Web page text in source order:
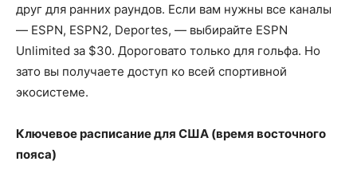
друг для ранних раундов. Если вам нужны все каналы
— ESPN, ESPN2, Deportes, — выбирайте ESPN
Unlimited за $30. Дороговато только для гольфа. Но
зато вы получаете доступ ко всей спортивной
экосистеме.
Ключевое расписание для США (время восточного
пояса)